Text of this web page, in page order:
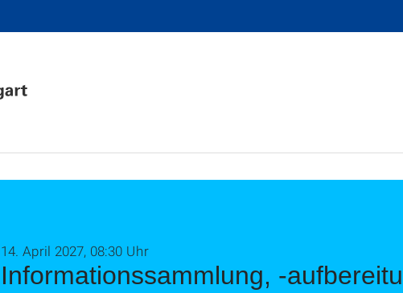
Informationssammlung, -
14. April 2027, 08:30 Uhr